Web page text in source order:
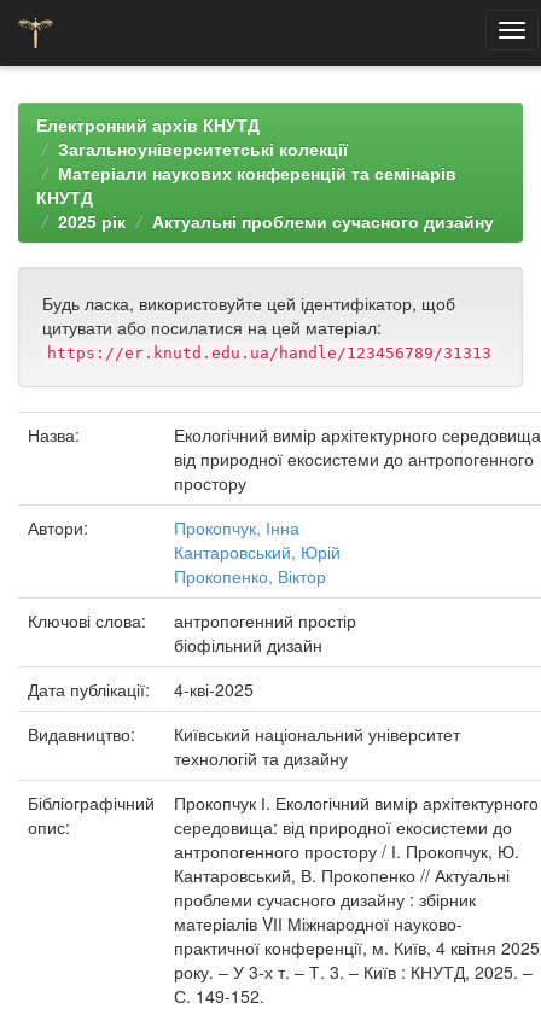
navigationЕлектронний архів КНУТД
Загальноуніверситетські колекції
Матеріали наукових конференцій та семінарів
КНУТД
2025 рік
Актуальні проблеми сучасного дизайну
Будь ласка, використовуйте цей ідентифікатор, щоб
цитувати або посилатися на цей матеріал:
https://er.knutd.edu.ua/handle/123456789/31313
Назва:
Екологічний вимір архітектурного
від природної екосистеми до антропогенного
простору
Автори:
Прокопчук, Інна
Кантаровський, Юрій
Прокопенко, Віктор
Ключові слова:
антропогенний простір
біофільний дизайн
Дата публікації:
4-кві-2025
Видавництво:
Київський національний університет
технологій та дизайну
Бібліографічний
опис:
Прокопчук І. Екологічний вимір архітектурного
середовища: від природної екосистеми до
антропогенного простору / І. Прокопчук, Ю.
Кантаровський, В. Прокопенко // Актуальні
проблеми сучасного дизайну : збірник
матеріалів VІІ Міжнародної науково-
практичної конференції, м. Київ, 4 квітня 2025
року. – У 3-х т. – Т. 3. – Київ : КНУТД, 2025. –
С. 149-152.